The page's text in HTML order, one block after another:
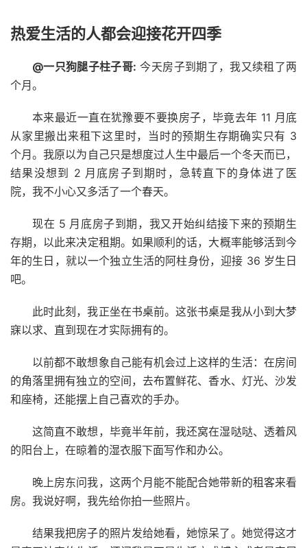
热爱生活的人都会迎接花开四季
@一只狗腿子柱子哥: 今天房子到期了，我又续租了两
个月。
本来最近一直在犹豫要不要换房子，毕竟去年 11 月底
从家里搬出来租下这里时，当时的预期生存期确实只有 3
个月。我原以为自己只是想度过人生中最后一个冬天而已，
结果没想到 2 月底房子到期时，急转直下的身体进了医
院，我不小心又多活了一个春天。
现在 5 月底房子到期，我又开始纠结接下来的预期生
存期，以此来决定租期。如果顺利的话，大概率能够活到今
年的生日，就以一个独立生活的阿柱身份，迎接 36 岁生日
吧。
此时此刻，我正坐在书桌前。这张书桌是我从小到大梦
寐以求、直到现在才实际拥有的。
以前都不敢想象自己能有机会过上这样的生活：在房间
的角落里拥有独立的空间，去布置鲜花、香水、灯光、沙发
和座椅，还能摆上自己喜欢的手办。
这简直不敢想，毕竟半年前，我还窝在湿哒哒、透着风
的阳台上，在晾着的湿衣服下面写作和办公。
晚上房东问我，这两个月能不能配合她带新的租客来看
房。我说好啊，我先给你拍一些照片。
结果我把房子的照片发给她看，她惊呆了。她觉得这才